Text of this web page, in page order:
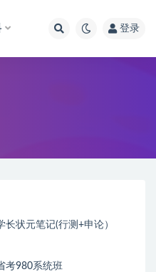
登录
状元笔记(行测+申论）
考980系统班